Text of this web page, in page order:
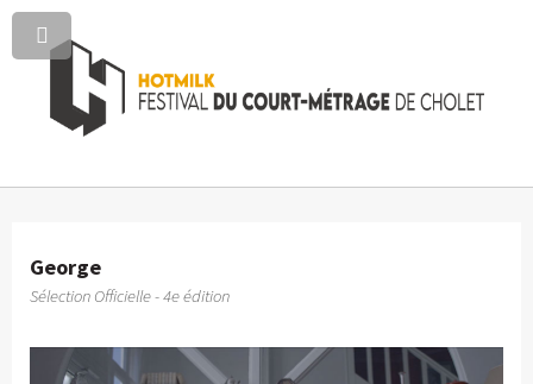
George
Sélection Officielle - 4e édition